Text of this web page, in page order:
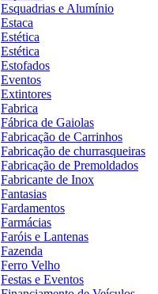
Esquadrias e Alumínio
Estaca
Estética
Estética
Estofados
Eventos
Extintores
Fabrica
Fábrica de Gaiolas
Fabricação de Carrinhos
Fabricação de churrasqueiras
Fabricação de Premoldados
Fabricante de Inox
Fantasias
Fardamentos
Farmácias
Faróis e Lantenas
Fazenda
Ferro Velho
Festas e Eventos